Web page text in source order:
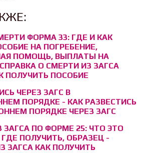
ФОРМА 33: ГДЕ И КАК
НА ПОГРЕБЕНИЕ,
ПОМОЩЬ, ВЫПЛАТЫ НА
О СМЕРТИ ИЗ ЗАГСА
ПОЛУЧИТЬ ПОСОБИЕ
ЧЕРЕЗ ЗАГС В
ПОРЯДКЕ - КАК РАЗВЕСТИСЬ
ПОРЯДКЕ ЧЕРЕЗ ЗАГС
ЗАГСА ПО ФОРМЕ 25: ЧТО ЭТО
ПОЛУЧИТЬ, ОБРАЗЕЦ -
ЗАГСА КАК ПОЛУЧИТЬ